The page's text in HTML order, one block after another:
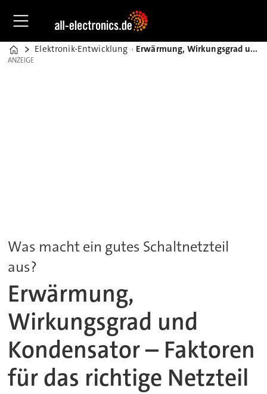
Home
Elektronik-Entwicklung Erwärmung, Wirkungsgrad und Kondensator – Faktoren für das richtige Netzteil
ANZEIGE
ANZEIGE
Was macht ein gutes Schaltnetzteil
aus?
Erwärmung,
Wirkungsgrad und
Kondensator – Faktoren
für das richtige Netzteil